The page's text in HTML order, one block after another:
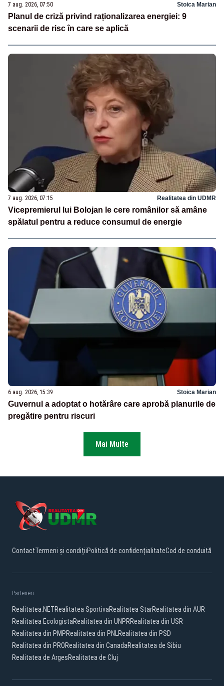
7 aug. 2026, 07:50 Stoica Marian
Planul de criză privind raționalizarea energiei: 9
scenarii de risc în care se aplică
7 aug. 2026, 07:15 Realitatea din UDMR
Vicepremierul lui Bolojan le cere românilor să amâne
spălatul pentru a reduce consumul de energie
6 aug. 2026, 15:39 Stoica Marian
Guvernul a adoptat o hotărâre care aprobă planurile de
pregătire pentru riscuri
Mai Multe
ContactTermeni și condițiiPolitică de confidențialitateCod de conduită
Parteneri:
Realitatea.NETRealitatea SportivaRealitatea StarRealitatea din AUR
Realitatea EcologistaRealitatea din UNPRRealitatea din USR
Realitatea din PMPRealitatea din PNLRealitatea din PSD
Realitatea din PRORealitatea din CanadaRealitatea de Sibiu
Realitatea de ArgesRealitatea de Cluj